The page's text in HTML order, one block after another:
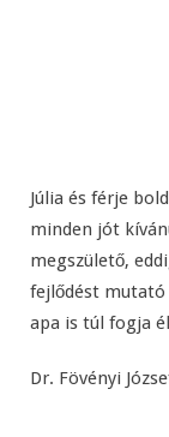
Júlia és férje
minden jót
megszülető,
fejlődést mutató
apa is túl fogja
Dr. Fövényi